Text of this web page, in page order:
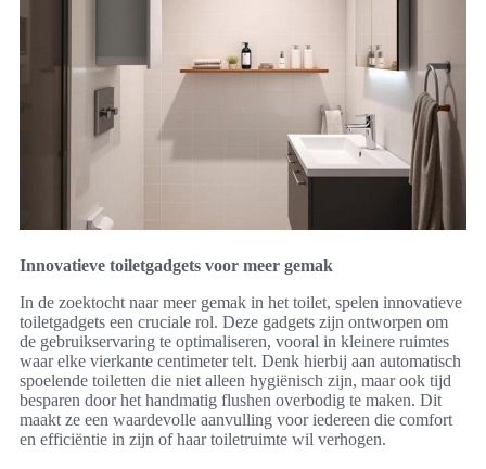
Innovatieve toiletgadgets voor meer gemak
In de zoektocht naar meer gemak in het toilet, spelen innovatieve
toiletgadgets een cruciale rol. Deze gadgets zijn ontworpen om
de gebruikservaring te optimaliseren, vooral in kleinere ruimtes
waar elke vierkante centimeter telt. Denk hierbij aan automatisch
spoelende toiletten die niet alleen hygiënisch zijn, maar ook tijd
besparen door het handmatig flushen overbodig te maken. Dit
maakt ze een waardevolle aanvulling voor iedereen die comfort
en efficiëntie in zijn of haar toiletruimte wil verhogen.